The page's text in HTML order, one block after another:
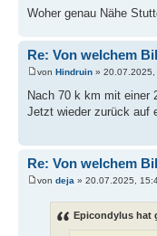
Woher genau Nähe
Re: Von welchem
von Hindruin » 20.07.2025,
Nach 70 k km mit einer
Jetzt wieder zurück auf
Re: Von welchem
von deja » 20.07.2025,
Epicondylus hat